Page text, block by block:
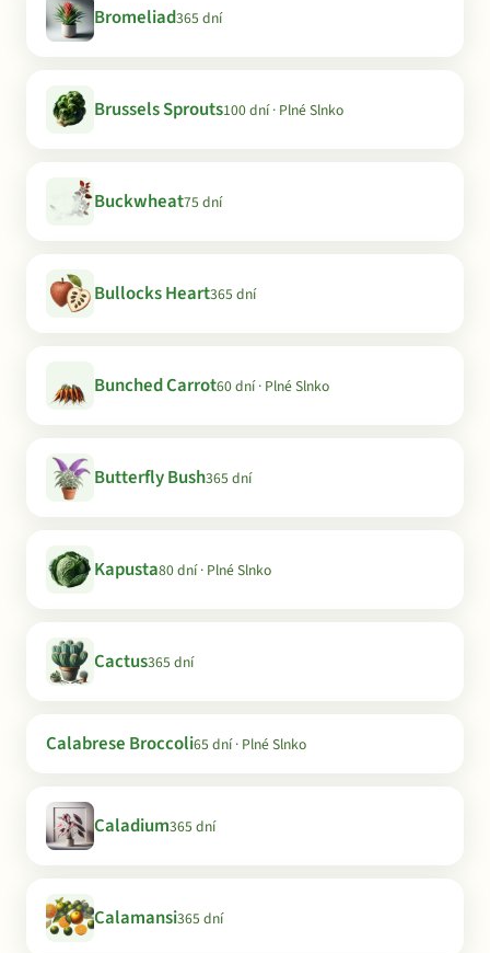
Bromeliad365 dní
Brussels Sprouts100 dní · Plné Slnko
Buckwheat75 dní
Bullocks Heart365 dní
Bunched Carrot60 dní · Plné Slnko
Butterfly Bush365 dní
Kapusta80 dní · Plné Slnko
Cactus365 dní
Calabrese Broccoli65 dní · Plné Slnko
Caladium365 dní
Calamansi365 dní